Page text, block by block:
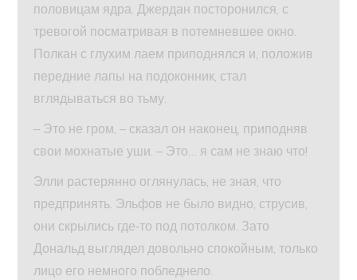
половицам ядра. Джердан посторонился, с
тревогой посматривая в потемневшее окно.
Полкан с глухим лаем приподнялся и, положив
передние лапы на подоконник, стал
вглядываться во тьму.
– Это не гром, – сказал он наконец, приподняв
свои мохнатые уши. – Это… я сам не знаю что!
Элли растерянно оглянулась, не зная, что
предпринять. Эльфов не было видно, струсив,
они скрылись где‑то под потолком. Зато
Дональд выглядел довольно спокойным, только
лицо его немного побледнело.